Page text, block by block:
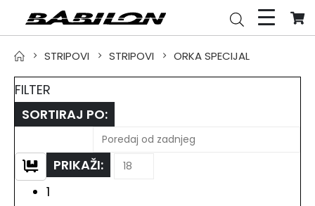
STRIPOVI STRIPOVI ORKA SPECIJAL
FILTER
SORTIRAJ PO:
PRIKAŽI:
1